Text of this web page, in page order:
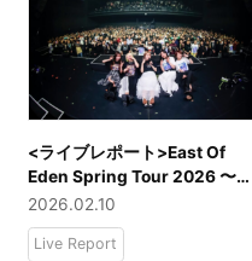
<ライブレポート>East Of
Eden Spring Tour 2026 〜
Growing 〜 @KT Zepp
Yokohama
2026.02.10
Live Report